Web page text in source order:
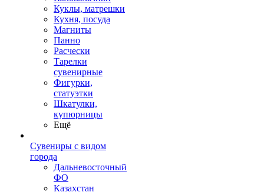
Куклы, матрешки
Кухня, посуда
Магниты
Панно
Расчески
Тарелки
сувенирные
Фигурки,
статуэтки
Шкатулки,
купюрницы
Ещё
Сувениры с видом
города
Дальневосточный
ФО
Казахстан